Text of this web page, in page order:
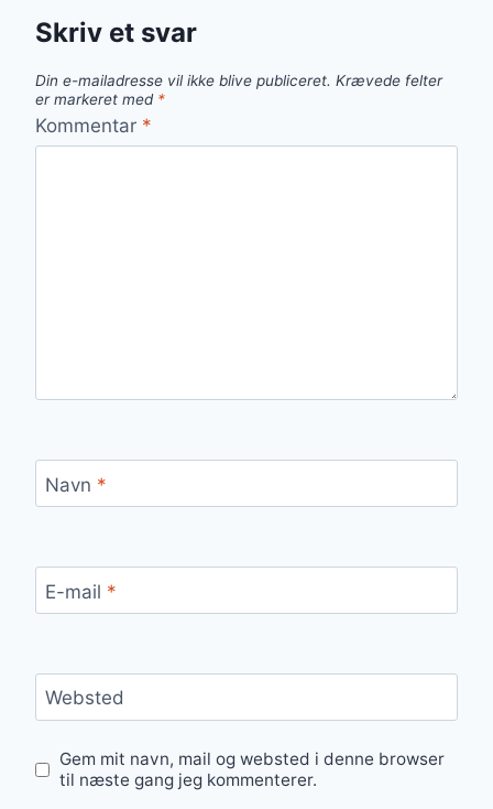
Skriv et svar
Din e-mailadresse vil ikke blive publiceret. Krævede felter
er markeret med *
Kommentar *
Navn *
E-mail *
Websted
Gem mit navn, mail og websted i denne browser
til næste gang jeg kommenterer.